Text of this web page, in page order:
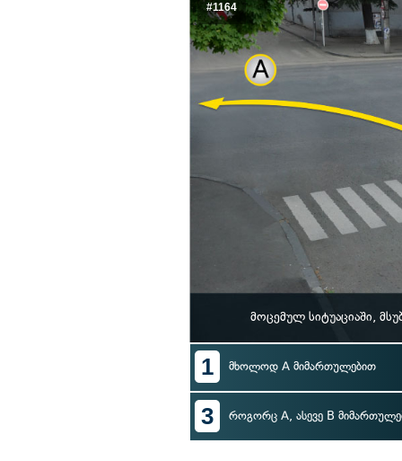
#1164
მოცემულ სიტუაციაში,
1 მხოლოდ A მიმართულებით
3 როგორც A, ასევე B